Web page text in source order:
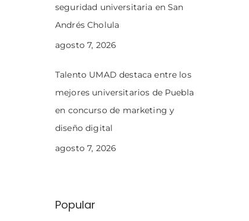
seguridad universitaria en San
Andrés Cholula
agosto 7, 2026
Talento UMAD destaca entre los
mejores universitarios de Puebla
en concurso de marketing y
diseño digital
agosto 7, 2026
Popular